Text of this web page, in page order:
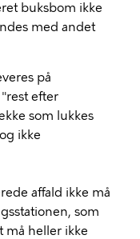
buksbom ikke
med andet
på
efter
som lukkes
ikke
affald ikke må
som
må heller ikke